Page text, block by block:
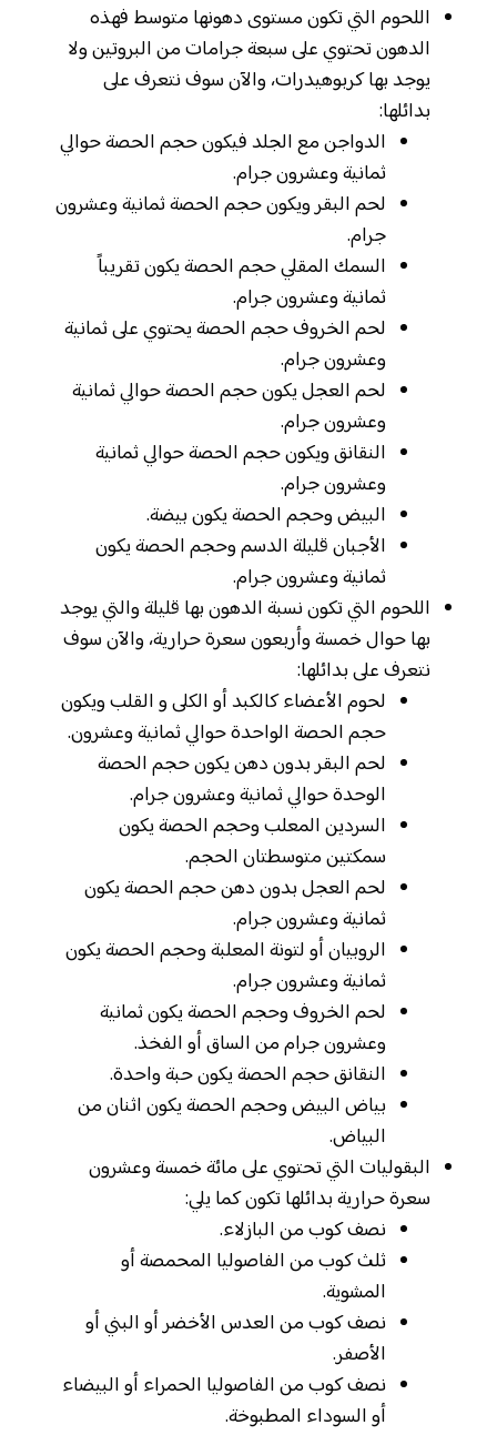
اللحوم التي تكون مستوى دهونها متوسط فهذه
الدهون تحتوي على سبعة جرامات من البروتين ولا
يوجد بها كربوهيدرات، والآن سوف نتعرف على
بدائلها:
الدواجن مع الجلد فيكون حجم الحصة حوالي
ثمانية وعشرون جرام.
لحم البقر ويكون حجم الحصة ثمانية وعشرون
جرام.
السمك المقلي حجم الحصة يكون تقريباً
ثمانية وعشرون جرام.
لحم الخروف حجم الحصة يحتوي على ثمانية
وعشرون جرام.
لحم العجل يكون حجم الحصة حوالي ثمانية
وعشرون جرام.
النقانق ويكون حجم الحصة حوالي ثمانية
وعشرون جرام.
البيض وحجم الحصة يكون بيضة.
الأجبان قليلة الدسم وحجم الحصة يكون
ثمانية وعشرون جرام.
اللحوم التي تكون نسبة الدهون بها قليلة والتي يوجد
بها حوال خمسة وأربعون سعرة حرارية، والآن سوف
نتعرف على بدائلها:
لحوم الأعضاء كالكبد أو الكلى و القلب ويكون
حجم الحصة الواحدة حوالي ثمانية وعشرون.
لحم البقر بدون دهن يكون حجم الحصة
الوحدة حوالي ثمانية وعشرون جرام.
السردين المعلب وحجم الحصة يكون
سمكتين متوسطتان الحجم.
لحم العجل بدون دهن حجم الحصة يكون
ثمانية وعشرون جرام.
الروبيان أو لتونة المعلبة وحجم الحصة يكون
ثمانية وعشرون جرام.
لحم الخروف وحجم الحصة يكون ثمانية
وعشرون جرام من الساق أو الفخذ.
النقانق حجم الحصة يكون حبة واحدة.
بياض البيض وحجم الحصة يكون اثنان من
البياض.
البقوليات التي تحتوي على مائة خمسة وعشرون
سعرة حرارية بدائلها تكون كما يلي:
نصف كوب من البازلاء.
ثلث كوب من الفاصوليا المحمصة أو
المشوية.
نصف كوب من العدس الأخضر أو البني أو
الأصفر.
نصف كوب من الفاصوليا الحمراء أو البيضاء
أو السوداء المطبوخة.